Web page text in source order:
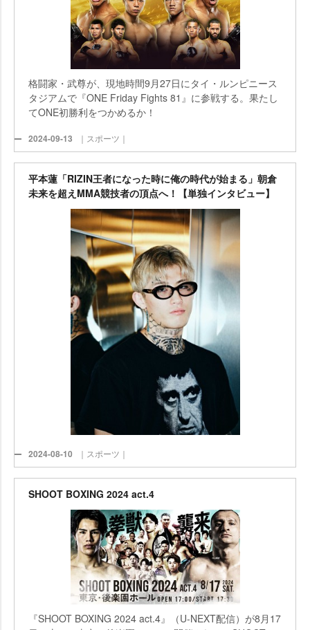
格闘家・武尊が、現地時間9月27日にタイ・ルンピニース
タジアムで『ONE Friday Fights 81』に参戦する。果たし
てONE初勝利をつかめるか！
2024-09-13 ｜スポーツ｜
平本蓮「RIZIN王者になった時に俺の時代が始まる」朝倉
未来を超えMMA競技者の頂点へ！【単独インタビュー】
2024-08-10 ｜スポーツ｜
SHOOT BOXING 2024 act.4
『SHOOT BOXING 2024 act.4』（U-NEXT配信）が8月17